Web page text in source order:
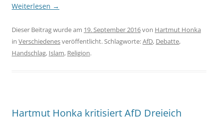
Weiterlesen →
Dieser Beitrag wurde am 19. September 2016von Hartmut Honka
in Verschiedenesveröffentlicht. Schlagworte:AfD, Debatte,
Handschlag, Islam, Religion.
Hartmut Honka kritisiert AfD Dreieich